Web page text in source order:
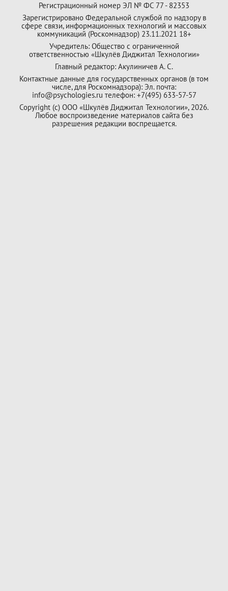
Регистрационный номер ЭЛ № ФС 77 - 82353
Зарегистрировано Федеральной службой по надзору в
сфере связи, информационных технологий и массовых
коммуникаций (Роскомнадзор) 23.11.2021 18+
Учредитель: Общество с ограниченной
ответственностью «Шкулёв Диджитал Технологии»
Главный редактор: Акулиничев А. С.
Контактные данные для государственных органов (в том
числе, для Роскомнадзора): Эл. почта:
info@psychologies.ru телефон: +7(495) 633-57-57
Copyright (с) ООО «Шкулёв Диджитал Технологии», 2026.
Любое воспроизведение материалов сайта без
разрешения редакции воспрещается.